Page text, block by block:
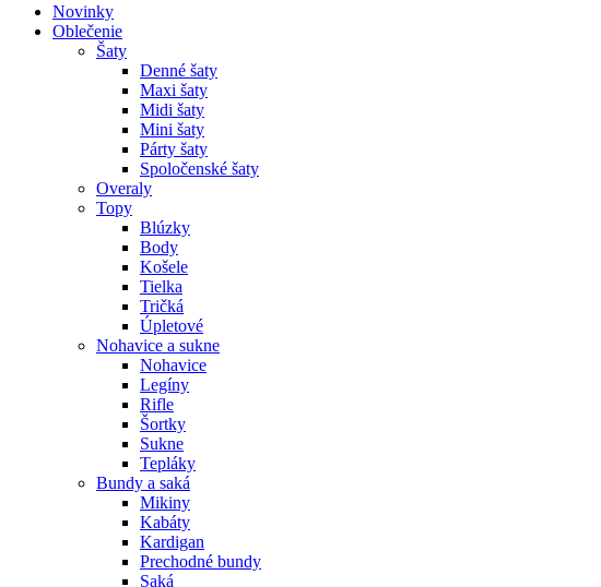
Novinky
Oblečenie
Šaty
Denné šaty
Maxi šaty
Midi šaty
Mini šaty
Párty šaty
Spoločenské šaty
Overaly
Topy
Blúzky
Body
Košele
Tielka
Tričká
Úpletové
Nohavice a sukne
Nohavice
Legíny
Rifle
Šortky
Sukne
Tepláky
Bundy a saká
Mikiny
Kabáty
Kardigan
Prechodné bundy
Saká